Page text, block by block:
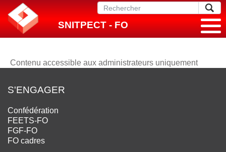
SNITPECT - FO
Contenu accessible aux administrateurs uniquement
S'ENGAGER
Confédération
FEETS-FO
FGF-FO
FO cadres